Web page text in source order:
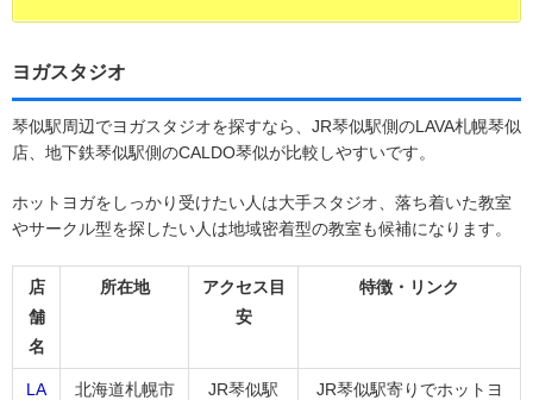
ヨガスタジオ
琴似駅周辺でヨガスタジオを探すなら、JR琴似駅側のLAVA札幌琴似
店、地下鉄琴似駅側のCALDO琴似が比較しやすいです。
ホットヨガをしっかり受けたい人は大手スタジオ、落ち着いた教室
やサークル型を探したい人は地域密着型の教室も候補になります。
店
舗
名
所在地
アクセス目
安
特徴・リンク
LA
北海道札幌市
JR琴似駅
JR琴似駅寄りでホットヨ